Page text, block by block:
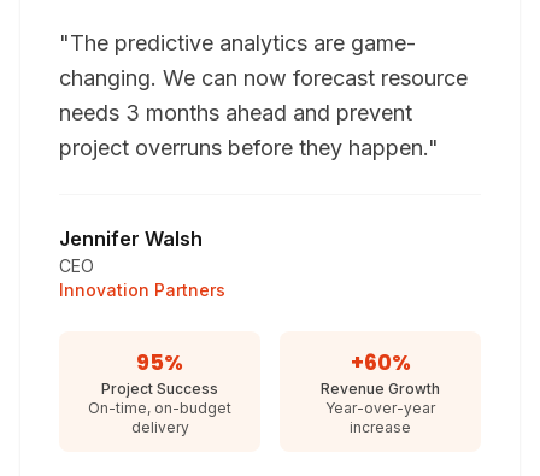
"The predictive analytics are game-
changing. We can now forecast resource
needs 3 months ahead and prevent
project overruns before they happen."
Jennifer Walsh
CEO
Innovation Partners
95%
Project Success
On-time, on-budget
delivery
+60%
Revenue Growth
Year-over-year
increase